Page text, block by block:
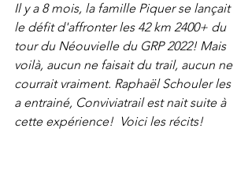
Il y a 8 mois, la famille Piquer se lançait
le défit d'affronter les 42 km 2400+ du
tour du Néouvielle du GRP 2022! Mais
voilà, aucun ne faisait du trail, aucun ne
courrait vraiment. Raphaël Schouler les
a entrainé, Conviviatrail est nait suite à
cette expérience!  Voici les récits!